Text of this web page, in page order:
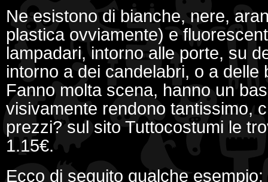
Ne esistono di bianche, nere,
plastica ovviamente) e
lampadari, intorno alle porte, su
intorno a dei candelabri, o a delle
Fanno molta scena, hanno un
visivamente rendono tantissimo,
prezzi? sul sito Tuttocostumi le
1.15€.
Ecco di seguito qualche esempio: